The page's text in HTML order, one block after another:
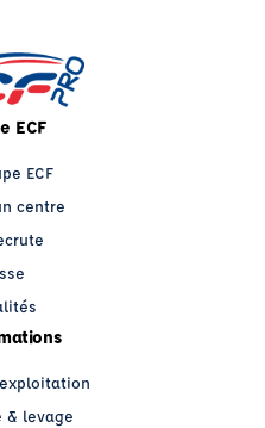
ECF
ECF
centre
& levage